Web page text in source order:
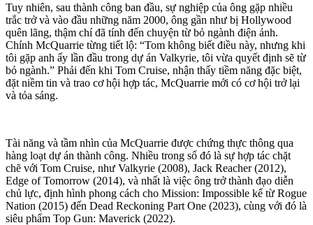
Tuy nhiên, sau thành công ban đầu, sự nghiệp của ông gặp nhiều
trắc trở và vào đầu những năm 2000, ông gần như bị Hollywood
quên lãng, thậm chí đã tính đến chuyện từ bỏ ngành điện ảnh.
Chính McQuarrie từng tiết lộ: “Tom không biết điều này, nhưng khi
tôi gặp anh ấy lần đầu trong dự án Valkyrie, tôi vừa quyết định sẽ từ
bỏ ngành.” Phải đến khi Tom Cruise, nhận thấy tiềm năng đặc biệt,
đặt niềm tin và trao cơ hội hợp tác, McQuarrie mới có cơ hội trở lại
và tỏa sáng.
Tài năng và tầm nhìn của McQuarrie được chứng thực thông qua
hàng loạt dự án thành công. Nhiều trong số đó là sự hợp tác chặt
chẽ với Tom Cruise, như Valkyrie (2008), Jack Reacher (2012),
Edge of Tomorrow (2014), và nhất là việc ông trở thành đạo diễn
chủ lực, định hình phong cách cho Mission: Impossible kể từ Rogue
Nation (2015) đến Dead Reckoning Part One (2023), cùng với đó là
siêu phẩm Top Gun: Maverick (2022).